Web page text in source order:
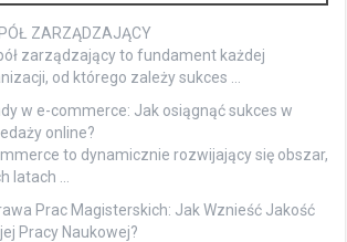
ZARZĄDZAJĄCY
zarządzający to fundament każdej
od którego zależy sukces …
w e-commerce: Jak osiągnąć sukces w
online?
to dynamicznie rozwijający się obszar,
latach …
Prac Magisterskich: Jak Wznieść Jakość
Pracy Naukowej?